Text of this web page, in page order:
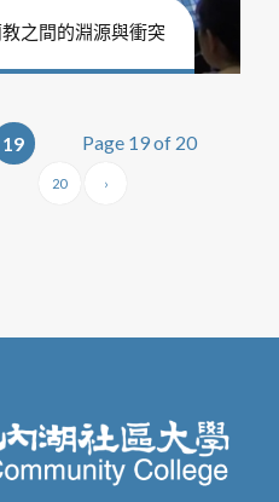
之間的淵源與衝突
Page 19 of 20
19
20 ›